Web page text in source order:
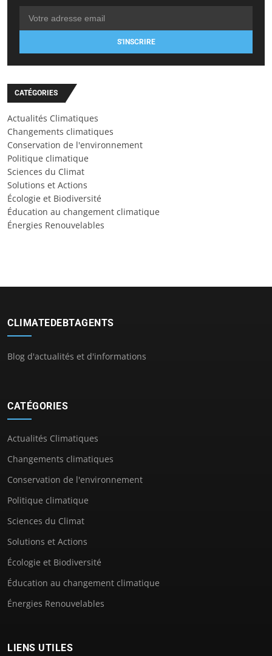
S'INSCRIRE
CATÉGORIES
Actualités Climatiques
Changements climatiques
Conservation de l'environnement
Politique climatique
Sciences du Climat
Solutions et Actions
Écologie et Biodiversité
Éducation au changement climatique
Énergies Renouvelables
CLIMATEDEBTAGENTS
Blog d'actualités et d'informations
CATÉGORIES
Actualités Climatiques
Changements climatiques
Conservation de l'environnement
Politique climatique
Sciences du Climat
Solutions et Actions
Écologie et Biodiversité
Éducation au changement climatique
Énergies Renouvelables
LIENS UTILES